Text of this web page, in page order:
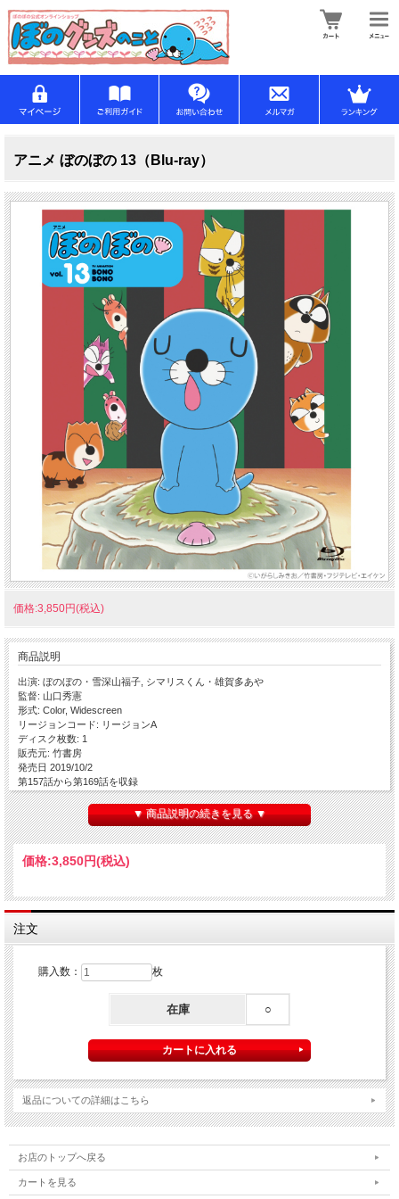
アニメ ぼのぼの 13（Blu-ray）
価格:3,850円(税込)
商品説明
出演: ぼのぼの・雪深山福子, シマリスくん・雄賀多あや
監督: 山口秀憲
形式: Color, Widescreen
リージョンコード: リージョンA
ディスク枚数: 1
販売元: 竹書房
発売日 2019/10/2
第157話から第169話を収録
▼ 商品説明の続きを見る ▼
価格:3,850円(税込)
注文
購入数： 枚
在庫 ○
返品についての詳細はこちら
お店のトップへ戻る
カートを見る